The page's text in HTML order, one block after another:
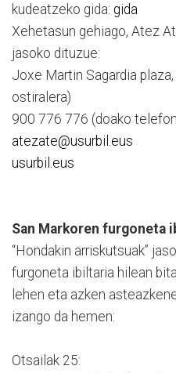
kudeatzeko gida: gida
Xehetasun gehiago, Atez
jasoko dituzue:
Joxe Martin Sagardia
ostiralera)
900 776 776 (doako
atezate@usurbil.eus
usurbil.eus
San Markoren furgoneta
“Hondakin arriskutsuak”
furgoneta ibiltaria hilean
lehen eta azken
izango da hemen:
Otsailak 25: